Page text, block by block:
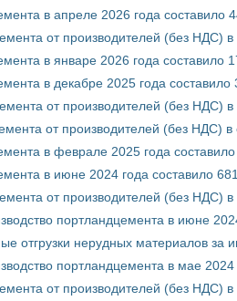
в апреле 2026 года составило
от производителей (без НДС) в
в январе 2026 года составило
в декабре 2025 года составило
от производителей (без НДС) в
от производителей (без НДС) в
в феврале 2025 года
в июне 2024 года составило
от производителей (без НДС)
портландцемента в июне
отгрузки нерудных материалов за
портландцемента в мае 2024
от производителей (без НДС) в